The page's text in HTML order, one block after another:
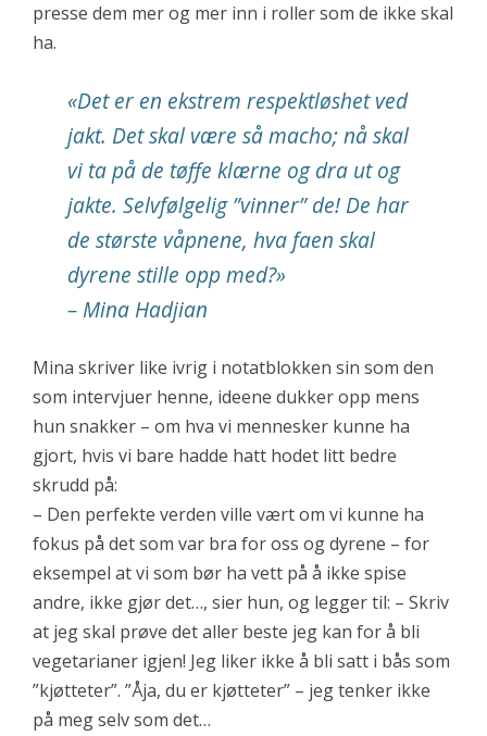
presse dem mer og mer inn i roller som de ikke skal
ha.
«Det er en ekstrem respektløshet ved
jakt. Det skal være så macho; nå skal
vi ta på de tøffe klærne og dra ut og
jakte. Selvfølgelig ”vinner” de! De har
de største våpnene, hva faen skal
dyrene stille opp med?»
– Mina Hadjian
Mina skriver like ivrig i notatblokken sin som den
som intervjuer henne, ideene dukker opp mens
hun snakker – om hva vi mennesker kunne ha
gjort, hvis vi bare hadde hatt hodet litt bedre
skrudd på:
– Den perfekte verden ville vært om vi kunne ha
fokus på det som var bra for oss og dyrene – for
eksempel at vi som bør ha vett på å ikke spise
andre, ikke gjør det…, sier hun, og legger til: – Skriv
at jeg skal prøve det aller beste jeg kan for å bli
vegetarianer igjen! Jeg liker ikke å bli satt i bås som
”kjøtteter”. ”Åja, du er kjøtteter” – jeg tenker ikke
på meg selv som det…